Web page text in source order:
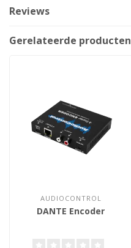
Reviews
Gerelateerde producten
AUDIOCONTROL
DANTE Encoder